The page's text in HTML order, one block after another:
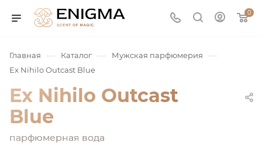
0
Главная — Каталог — Мужская парфюмерия —
Ex Nihilo Outcast Blue
Ex Nihilo Outcast
Blue
парфюмерная вода